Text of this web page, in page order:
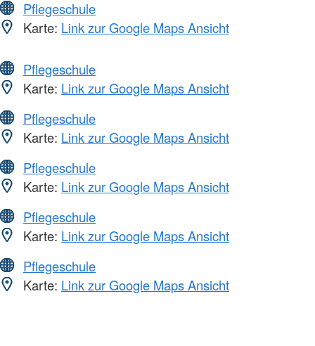
Pflegeschule
Karte: Link zur Google Maps Ansicht
Pflegeschule
Karte: Link zur Google Maps Ansicht
Pflegeschule
Karte: Link zur Google Maps Ansicht
Pflegeschule
Karte: Link zur Google Maps Ansicht
Pflegeschule
Karte: Link zur Google Maps Ansicht
Pflegeschule
Karte: Link zur Google Maps Ansicht